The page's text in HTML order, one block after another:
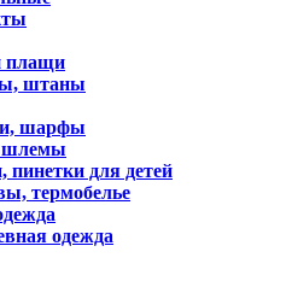
плащи
штаны
шарфы
шлемы
пинетки для детей
термобелье
одежда